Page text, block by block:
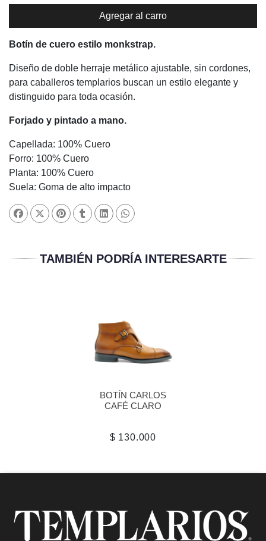
Agregar al carro
Botín de cuero estilo monkstrap.
Diseño de doble herraje metálico ajustable, sin cordones,
para caballeros templarios buscan un estilo elegante y
distinguido para toda ocasión.
Forjado y pintado a mano.
Capellada: 100% Cuero
Forro: 100% Cuero
Planta: 100% Cuero
Suela: Goma de alto impacto
TAMBIÉN PODRÍA INTERESARTE
BOTÍN CARLOS
CAFÉ CLARO
$ 130.000